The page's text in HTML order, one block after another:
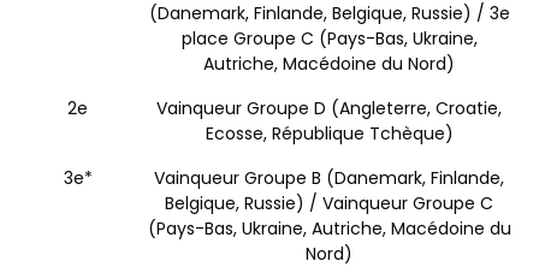
(Danemark, Finlande, Belgique, Russie) / 3e
place Groupe C (Pays-Bas, Ukraine,
Autriche, Macédoine du Nord)
2e
Vainqueur Groupe D (Angleterre, Croatie,
Ecosse, République Tchèque)
3e*
Vainqueur Groupe B (Danemark, Finlande,
Belgique, Russie) / Vainqueur Groupe C
(Pays-Bas, Ukraine, Autriche, Macédoine du
Nord)